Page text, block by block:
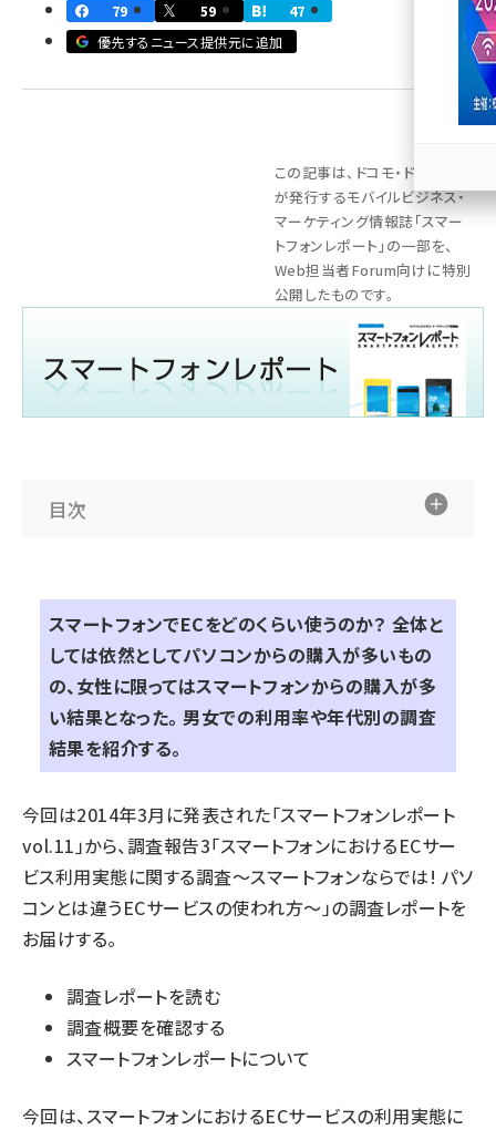
llmo (1166)
79 59
47
優先するニュース提供元に追加
この記事は、ドコモ・ドットコム
が発行するモバイルビジネス・
マーケティング情報誌「スマー
トフォンレポート」の一部を、
Web担当者Forum向けに特別
公開したものです。
目次
スマートフォンでECをどのくらい使うのか？ 全体と
しては依然としてパソコンからの購入が多いもの
の、女性に限ってはスマートフォンからの購入が多
い結果となった。 男女での利用率や年代別の調査
結果を紹介する。
今回は2014年3月に発表された「スマートフォンレポート
vol.11」から、調査報告3「スマートフォンにおけるECサー
ビス利用実態に関する調査～スマートフォンならでは! パソ
コンとは違うECサービスの使われ方～」の調査レポートを
お届けする。
調査レポートを読む
調査概要を確認する
スマートフォンレポートについて
今回は、スマートフォンにおけるECサービスの利用実態に